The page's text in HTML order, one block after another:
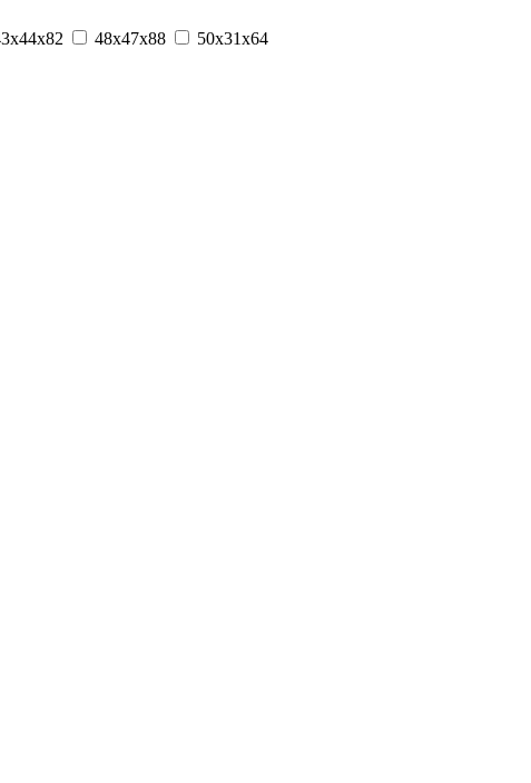
48х47х88
50x31x64